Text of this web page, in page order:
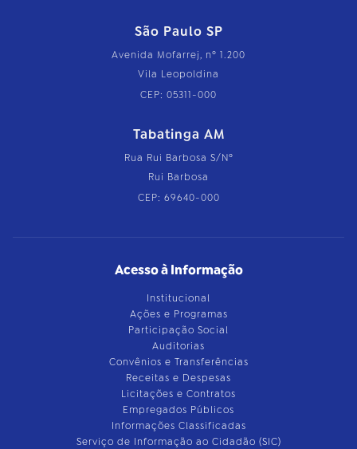
São Paulo SP
Avenida Mofarrej, nº 1.200
Vila Leopoldina
CEP: 05311-000
Tabatinga AM
Rua Rui Barbosa S/Nº
Rui Barbosa
CEP: 69640-000
Acesso à Informação
Institucional
Ações e Programas
Participação Social
Auditorias
Convênios e Transferências
Receitas e Despesas
Licitações e Contratos
Empregados Públicos
Informações Classificadas
Serviço de Informação ao Cidadão (SIC)